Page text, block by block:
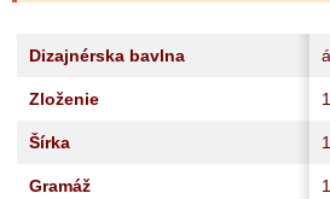
Dizajnérska bavlna
Zloženie
Šírka
Gramáž